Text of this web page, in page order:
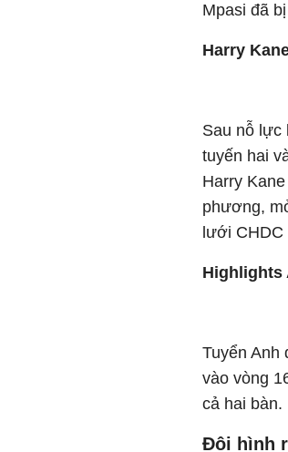
Mpasi đã
Harry
Sau nỗ lực
tuyến hai
Harry
phương,
lưới
Highlights
Tuyển Anh
vào vòng
cả hai bàn.
Đội hình